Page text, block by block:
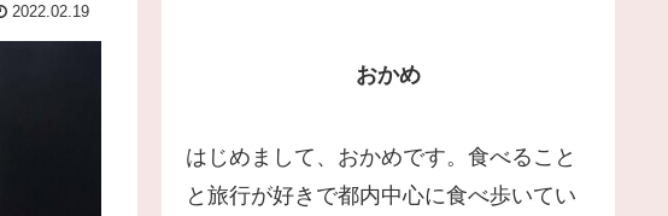
2022.02.19
おかめ
はじめまして、おかめです。食べること
と旅行が好きで都内中心に食べ歩いてい